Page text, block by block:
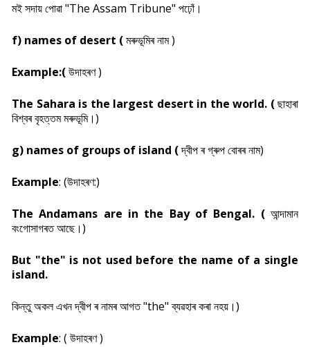
মই সদায় পোৱা "The Assam Tribune" পঢ়োঁ।
f) names of desert (মৰুভূমিৰ নাম )
Example:(উদাহৰণ )
The Sahara is the largest desert in the world. (ছাহাৰা
বিশ্বৰ বৃহত্তম মৰুভূমি।)
g) names of groups of island (দ্বীপ ৰ গ্ৰুপ বোৰৰ নাম)
Example: (উদাহৰণ:)
The Andamans are in the Bay of Bengal. (আন্দামান
বংগোসাগৰত আছে।)
But "the" is not used before the name of a single
island.
কিন্তু অকল এখন দ্বীপ ৰ নামৰ আগত "the" ব্যৱহাৰ কৰা নহয়।)
Example: ( উদাহৰণ )